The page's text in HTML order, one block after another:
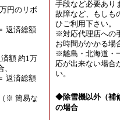
円のリボ
返済総額
額 約1万
返済総額
（※ 簡易な
手段など必要あり
故障など、もしも
ひご利用下さい。
※対応代理店への
お時間がかかる場
※離島・北海道・
応が出来ない場合
い。
◆除雪機以外（補
の場合